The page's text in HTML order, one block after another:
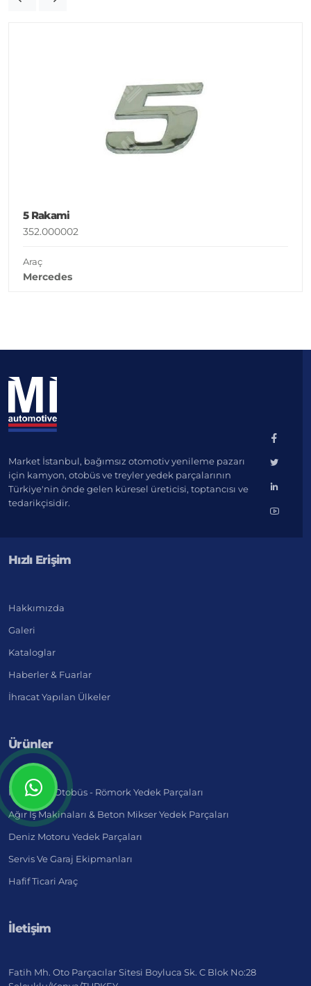
5 Rakami
352.000002
Araç
Mercedes
Market İstanbul, bağımsız otomotiv yenileme pazarı
için kamyon, otobüs ve treyler yedek parçalarının
Türkiye'nin önde gelen küresel üreticisi, toptancısı ve
tedarikçisidir.
Hızlı Erişim
Hakkımızda
Galeri
Kataloglar
Haberler & Fuarlar
İhracat Yapılan Ülkeler
Ürünler
Kamyon - Otobüs - Römork Yedek Parçaları
Ağır İş Makinaları & Beton Mikser Yedek Parçaları
Deniz Motoru Yedek Parçaları
Servis Ve Garaj Ekipmanları
Hafif Ticari Araç
İletişim
Fatih Mh. Oto Parçacılar Sitesi Boyluca Sk. C Blok No:28